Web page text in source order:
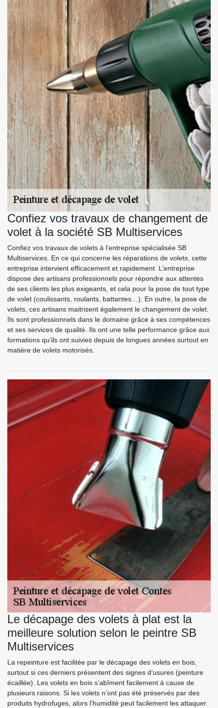
Confiez vos travaux de changement de
volet à la société SB Multiservices
Confiez vos travaux de volets à l’entreprise spécialisée SB
Multiservices. En ce qui concerne les réparations de volets, cette
entreprise intervient efficacement et rapidement. L’entreprise
dispose des artisans professionnels pour répondre aux attentes
de ses clients les plus exigeants, et cela pour la pose de tout type
de volet (coulissants, roulants, battantes…). En outre, la pose de
volets, ces artisans maitrisent également le changement de volet.
Ils sont professionnels dans le domaine grâce à ses compétences
et ses services de qualité. Ils ont une telle performance grâce aux
formations qu’ils ont suivies depuis de longues années surtout en
matière de volets motorisés.
Le décapage des volets à plat est la
meilleure solution selon le peintre SB
Multiservices
La repeinture est facilitée par le décapage des volets en bois,
surtout si ces derniers présentent des signes d’usures (peinture
écaillée). Les volets en bois s’abîment facilement à cause de
plusieurs raisons. Si les volets n’ont pas été préservés par des
produits hydrofuges, alors l’humidité peut facilement les attaquer.